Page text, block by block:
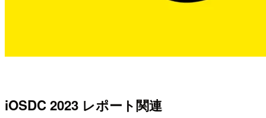
iOSDC 2023 レポート関連